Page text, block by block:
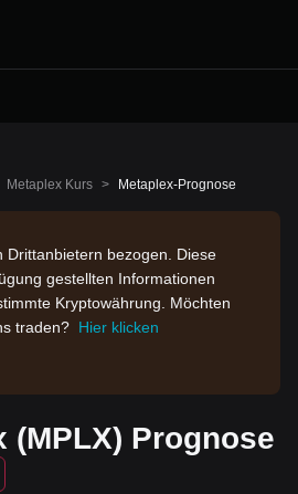
Metaplex Kurs > Metaplex-Prognose
Drittanbietern bezogen. Diese
gestellten Informationen
Kryptowährung. Möchten
traden? Hier klicken
(MPLX) Prognose